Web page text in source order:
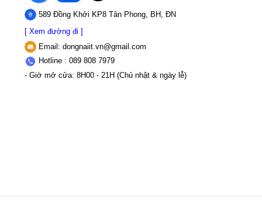
589 Đồng Khởi KP8 Tân Phong, BH, ĐN
[ Xem đường đi ]
Email: dongnaiit.vn@gmail.com
Hotline : 089 808 7979
- Giờ mở cửa: 8H00 - 21H (Chủ nhật & ngày lễ)